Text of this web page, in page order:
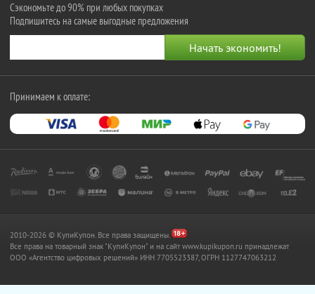
Сэкономьте до 90% при любых покупках
Подпишитесь на самые выгодные предложения
Принимаем к оплате:
2010-2026 © КупиКупон. Все права защищены.
Все права на товарный знак "КупиКупон" и на сайт www.kupikupon.ru принадлежат
OOO «Агентство цифровых решений» ИНН 7705523387, ОГРН 1127747063212